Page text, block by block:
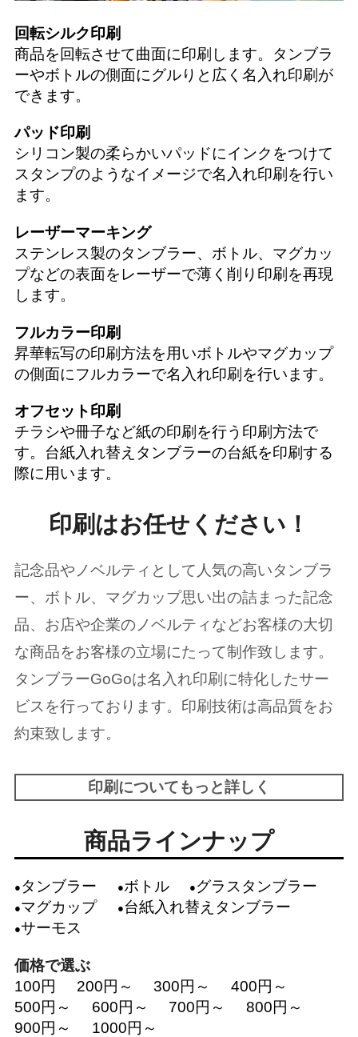
回転シルク印刷
商品を回転させて曲面に印刷します。タンブラ
ーやボトルの側面にグルりと広く名入れ印刷が
できます。
パッド印刷
シリコン製の柔らかいパッドにインクをつけて
スタンプのようなイメージで名入れ印刷を行い
ます。
レーザーマーキング
ステンレス製のタンブラー、ボトル、マグカッ
プなどの表面をレーザーで薄く削り印刷を再現
します。
フルカラー印刷
昇華転写の印刷方法を用いボトルやマグカップ
の側面にフルカラーで名入れ印刷を行います。
オフセット印刷
チラシや冊子など紙の印刷を行う印刷方法で
す。台紙入れ替えタンブラーの台紙を印刷する
際に用います。
印刷はお任せください！
記念品やノベルティとして人気の高いタンブラ
ー、ボトル、マグカップ思い出の詰まった記念
品、お店や企業のノベルティなどお客様の大切
な商品をお客様の立場にたって制作致します。
タンブラーGoGoは名入れ印刷に特化したサー
ビスを行っております。印刷技術は高品質をお
約束致します。
印刷についてもっと詳しく
商品ラインナップ
タンブラー ボトル
グラスタンブラー
マグカップ
台紙入れ替えタンブラー
サーモス
価格で選ぶ
100円
200円～ 300円～
400円～
500円～
600円～ 700円～
800円～
900円～
1000円～